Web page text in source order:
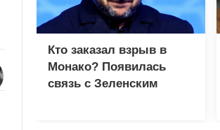
Кто заказал взрыв в
Монако? Появилась
связь с Зеленским